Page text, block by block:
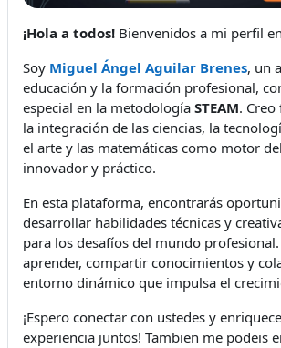
¡Hola a todos! Bienvenidos a mi perfil en
Soy Miguel Ángel Aguilar Brenes, un
educación y la formación profesional,
especial en la metodología STEAM.
la integración de las ciencias, la
el arte y las matemáticas como motor
innovador y práctico.
En esta plataforma, encontrarás
desarrollar habilidades técnicas y
para los desafíos del mundo
aprender, compartir conocimientos y
entorno dinámico que impulsa el
¡Espero conectar con ustedes y
experiencia juntos! Tambien me podeis